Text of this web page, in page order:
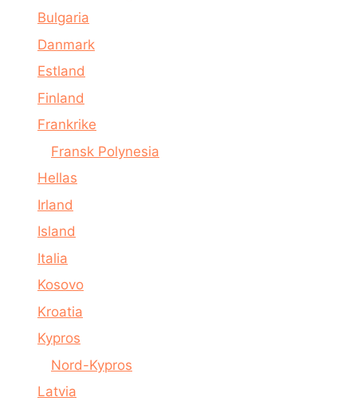
Bulgaria
Danmark
Estland
Finland
Frankrike
Fransk Polynesia
Hellas
Irland
Island
Italia
Kosovo
Kroatia
Kypros
Nord-Kypros
Latvia